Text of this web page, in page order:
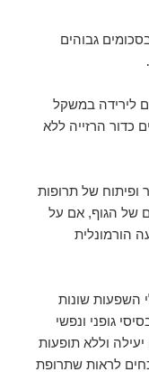
גבוהים
לירידה במשקל
כדור הרזייה ללא
ופיתוח של תרופות
של הגוף, אם על
הורמונלית
השפעות שונות
גופני ונפשי
וללא תופעות
לראות שתרופת